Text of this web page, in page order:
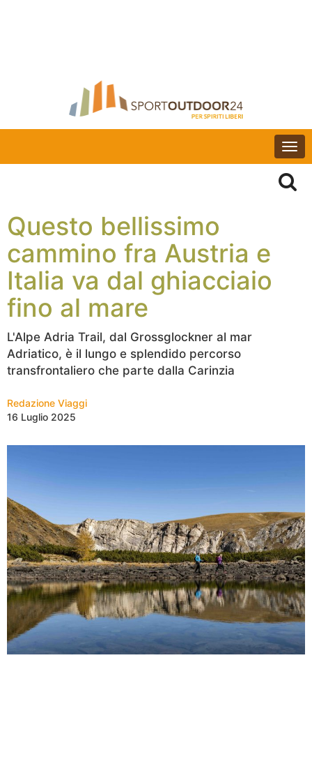
Questo bellissimo
cammino fra Austria e
Italia va dal ghiacciaio
fino al mare
L'Alpe Adria Trail, dal Grossglockner al mar
Adriatico, è il lungo e splendido percorso
transfrontaliero che parte dalla Carinzia
Redazione Viaggi
16 Luglio 2025